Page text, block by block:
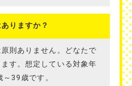
りますか？
則ありません。どなたで
す。想定している対象年
39歳です。